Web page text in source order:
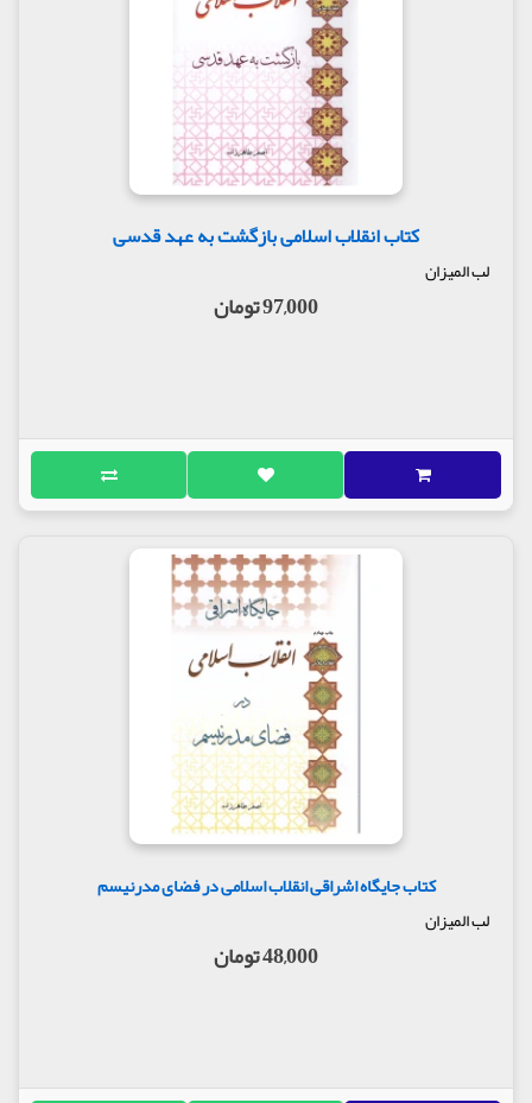
کتاب انقلاب اسلامی بازگشت به عهد قدسی
لب المیزان
97,000 تومان
کتاب جایگاه اشراقی انقلاب اسلامی در فضای مدرنیسم
لب المیزان
48,000 تومان